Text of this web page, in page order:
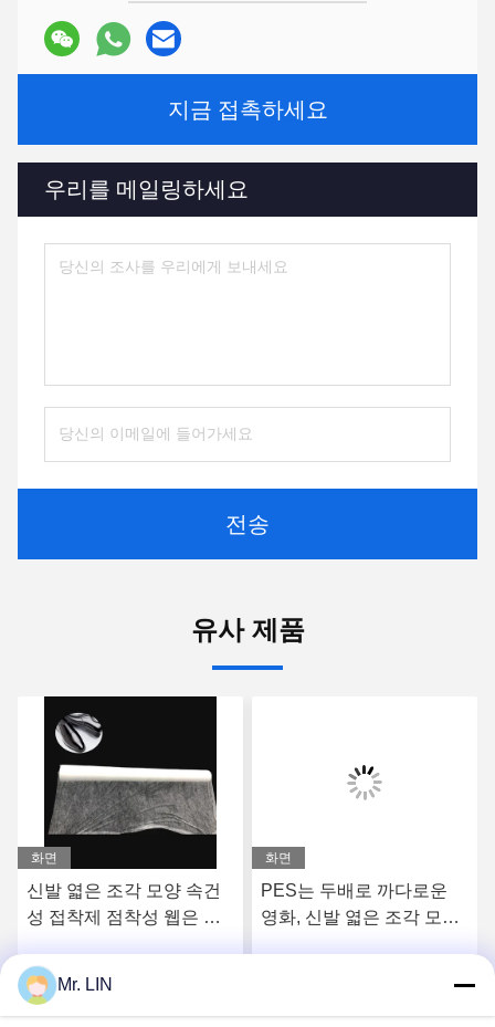
지금 접촉하세요
우리를 메일링하세요
전송
유사 제품
화면
신발 엷은 조각 모양 속건
성 접착제 점착성 웹은 구
그램 OEM / ODM을 촬영
합니다최상의 가격을 얻으세요
화면
PES는 두배로 까다로운
영화, 신발 엷은 조각 모양
댔습니다
Mr. LIN